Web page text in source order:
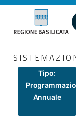
Tipo:
Annuale